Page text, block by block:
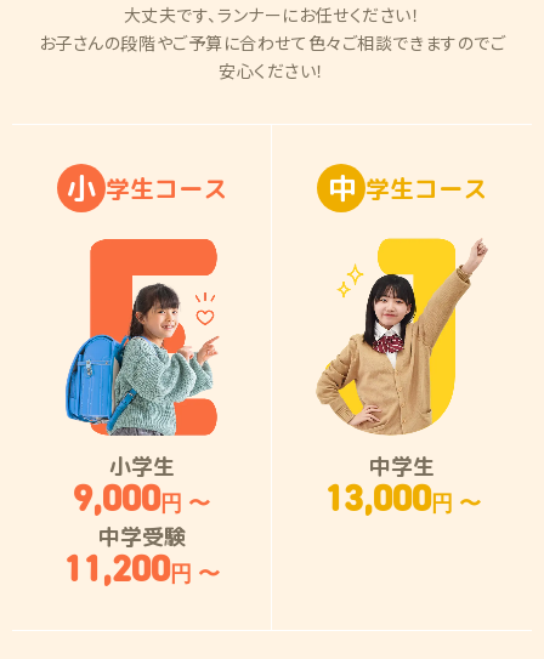
大丈夫です、ランナーにお任せください！
お子さんの段階やご予算に合わせて色々ご相談できますのでご
安心ください！
小 学生コース
小学生
9,000円 〜
中学受験
11,200円 〜
中 学生コース
中学生
13,000円 〜